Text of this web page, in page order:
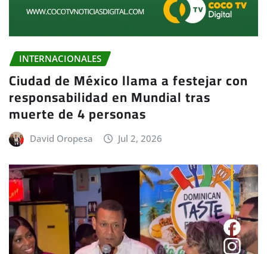
INTERNACIONALES
Ciudad de México llama a festejar con
responsabilidad en Mundial tras
muerte de 4 personas
David Oropesa Jul 2, 2026